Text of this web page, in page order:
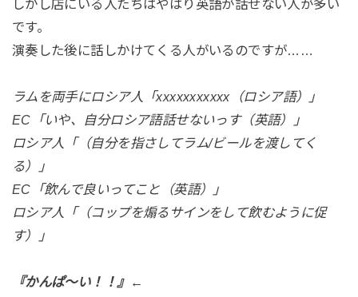
しかし店にいる人たちはやはり英語が話せない人が多い
です。
演奏した後に話しかけてくる人がいるのですが……
ラムを両手にロシア人「xxxxxxxxxxx（ロシア語）」
EC「いや、自分ロシア語話せないっす（英語）」
ロシア人「（自分を指さしてラム/ビールを渡してく
る）」
EC「飲んで良いってこと（英語）」
ロシア人「（コップを煽るサインをして飲むように促
す）」
『かんぱ～い！！』←